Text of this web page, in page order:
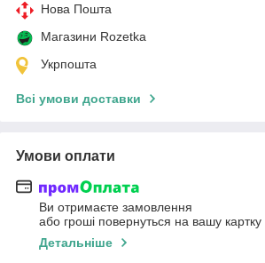
Нова Пошта
Магазини Rozetka
Укрпошта
Всі умови доставки
Умови оплати
Ви отримаєте замовлення
або гроші повернуться на вашу картку
Детальніше